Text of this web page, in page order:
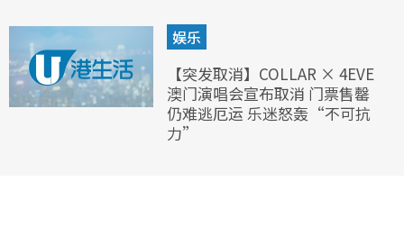
娱乐
【突发取消】COLLAR × 4EVE
澳门演唱会宣布取消 门票售罄
仍难逃厄运 乐迷怒轰“不可抗
力”